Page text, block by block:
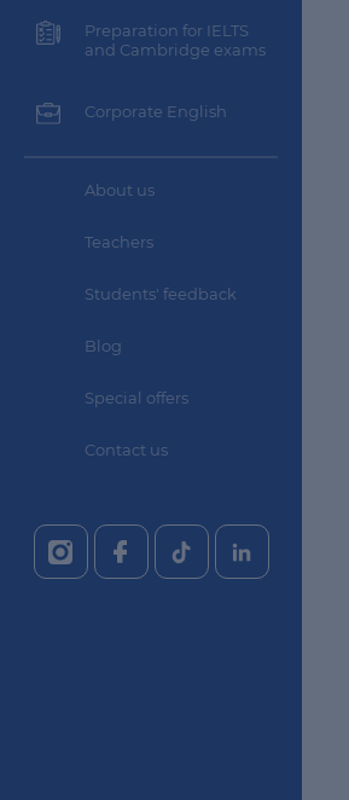
Preparation for IELTS
and Cambridge exams
Corporate English
About us
Teachers
Students' feedback
Blog
Special offers
Contact us